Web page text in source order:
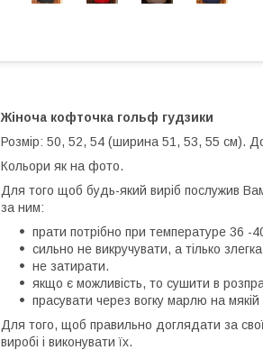
Жіноча кофточка гольф гудзики
Розмір: 50, 52, 54 (ширина 51, 53, 55 см).
Кольори як на фото.
Для того щоб будь-який виріб послужив
за ним:
прати потрібно при температуре 36 -
сильно не викручувати, а тілько
не затирати.
якщо є можливість, то сушити в
прасувати через вогку марлю на мякій
Для того, щоб правильно доглядати за
виробі і виконувати їх.